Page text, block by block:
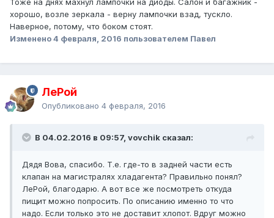
Тоже на днях махнул лампочки на диоды. Салон и багажник -
хорошо, возле зеркала - верну лампочки взад, тускло.
Наверное, потому, что боком стоят.
Изменено4 февраля, 2016 пользователем Павел
ЛеРой
Опубликовано 4 февраля, 2016
В 04.02.2016 в 09:57, vovchik сказал:
Дядя Вова, спасибо. Т.е. где-то в задней части есть
клапан на магистралях хладагента? Правильно понял?
ЛеРой, благодарю. А вот все же посмотреть откуда
пищит можно попросить. По описанию именно то что
надо. Если только это не доставит хлопот. Вдруг можно